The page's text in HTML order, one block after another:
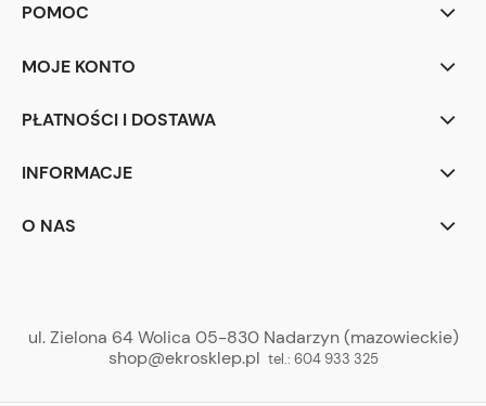
POMOC
MOJE KONTO
PŁATNOŚCI I DOSTAWA
INFORMACJE
O NAS
ul. Zielona 64 Wolica 05-830 Nadarzyn (mazowieckie)
shop@ekrosklep.pl tel.: 604 933 325